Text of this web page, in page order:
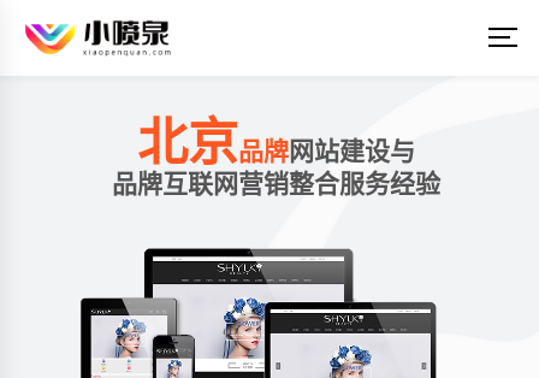
北京品牌网站建设与
品牌互联网营销整合服务经验